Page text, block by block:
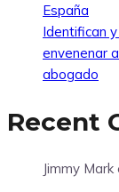
España
Identifican
envenenar
abogado
Recent
Jimmy Mark